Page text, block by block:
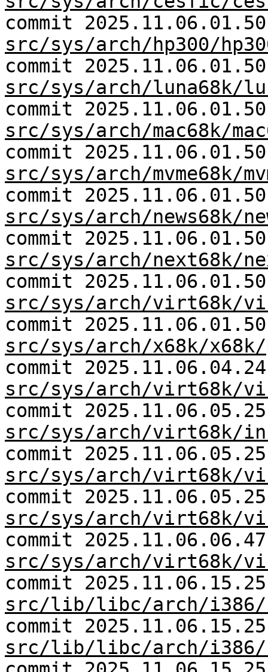
commit
src/sys/arch/hp300/
commit
src/sys/arch/luna68k/
commit
src/sys/arch/mac68k/
commit
src/sys/arch/mvme68k/
commit
src/sys/arch/news68k/
commit
src/sys/arch/next68k/
commit
src/sys/arch/virt68k/
commit
src/sys/arch/x68k/x68k/
commit
src/sys/arch/virt68k/
commit
src/sys/arch/virt68k/
commit
src/sys/arch/virt68k/
commit
src/sys/arch/virt68k/
commit
src/sys/arch/virt68k/
commit
src/lib/libc/arch/i386/
commit
src/lib/libc/arch/i386/